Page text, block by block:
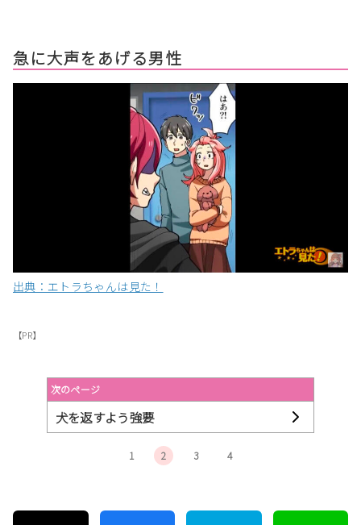
急に大声をあげる男性
出典：エトラちゃんは見た！
【PR】
次のページ
犬を返すよう強要
1 2 3 4